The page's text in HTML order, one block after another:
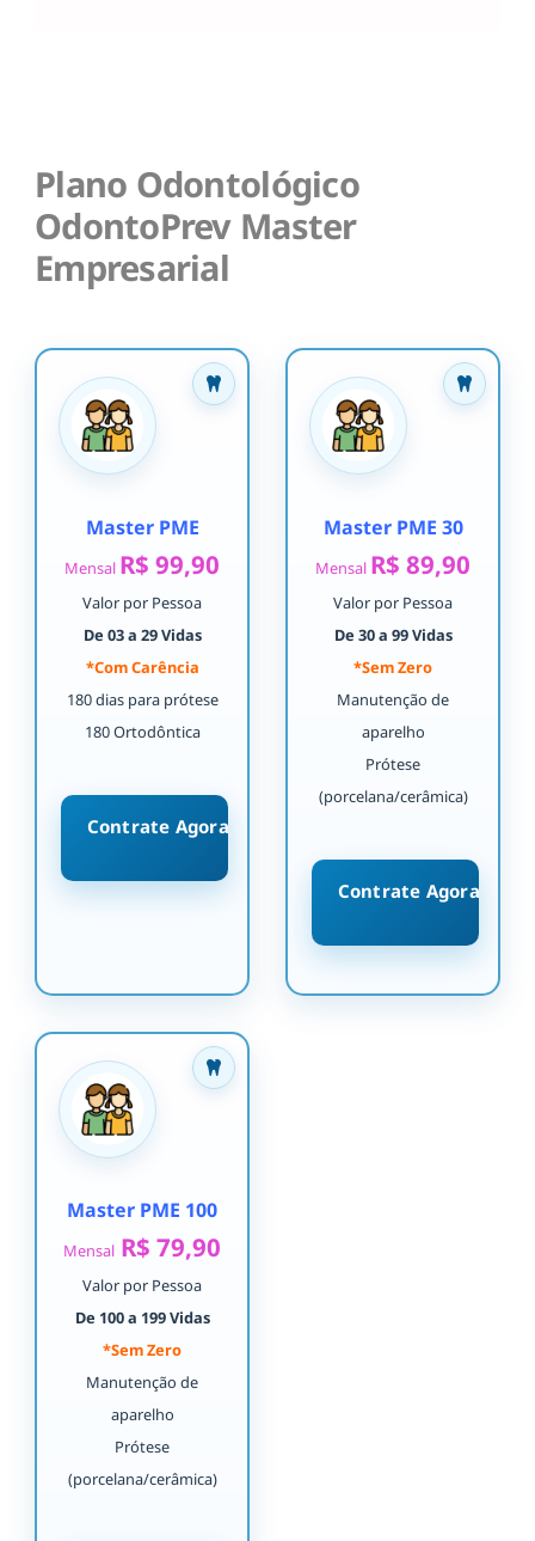
Plano Odontológico
OdontoPrev Master
Empresarial
Master PME
Mensal R$ 99,90
Valor por Pessoa
De 03 a 29 Vidas
*Com Carência
180 dias para prótese
180 Ortodôntica
Contrate Agora
Master PME 30
Mensal R$ 89,90
Valor por Pessoa
De 30 a 99 Vidas
*Sem Zero
Manutenção de
aparelho
Prótese
(porcelana/cerâmica)
Contrate Agora
Master PME 100
Mensal R$ 79,90
Valor por Pessoa
De 100 a 199 Vidas
*Sem Zero
Manutenção de
aparelho
Prótese
(porcelana/cerâmica)